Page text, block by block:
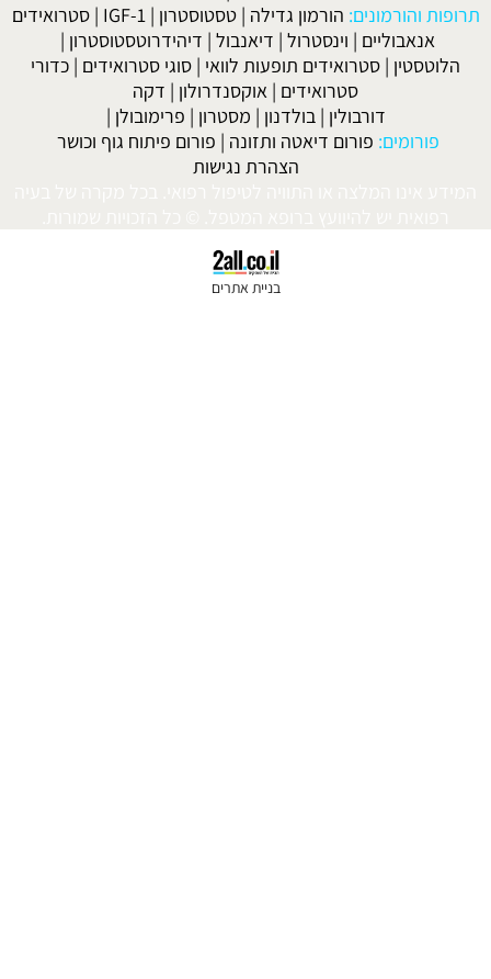
הורמון גדילה|טסטוסטרון|
IGF-1
|סטרואידים
וינסטרול|דיאנבול|דיהידרוטסטוסטרון|
תופעות לוואי|סוגי סטרואידים| כדורי
אוקסנדרולון|דקה
|מסטרון |פרימובולן|
דיאטה ותזונה|פורום פיתוח גוף וכושר